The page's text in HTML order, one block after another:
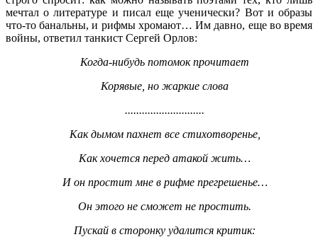
мечтал о литературе и писал еще ученически? Вот и образы
что-то банальны, и рифмы хромают… Им давно, еще во время
войны, ответил танкист Сергей Орлов:
Когда-нибудь потомок прочитает
Корявые, но жаркие слова
............................
Как дымом пахнет все стихотворенье,
Как хочется перед атакой жить…
И он простит мне в рифме прегрешенье…
Он этого не сможет не простить.
Пускай в сторонку удалится критик: